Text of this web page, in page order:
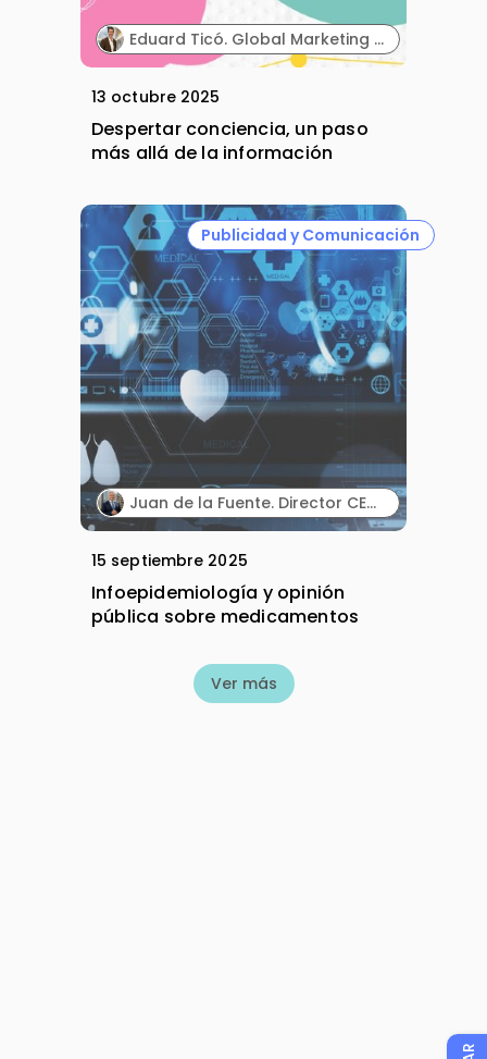
Eduard Ticó. Global Marketing Director. Dentaid.
13 octubre 2025
Despertar conciencia, un paso
más allá de la información
Publicidad y Comunicación
Juan de la Fuente. Director CEO. BioPress Healthcare.
15 septiembre 2025
Infoepidemiología y opinión
pública sobre medicamentos
Ver más